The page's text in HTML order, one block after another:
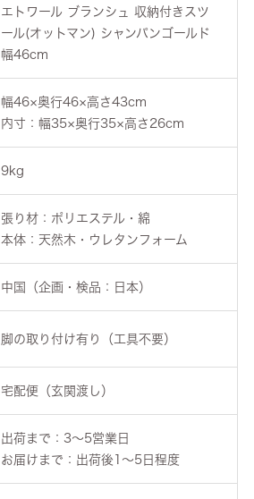
エトワール ブランシュ 収納付きスツ
ール(オットマン) シャンパンゴールド
幅46cm
幅46×奥行46×高さ43cm
内寸：幅35×奥行35×高さ26cm
9kg
張り材：ポリエステル・綿
本体：天然木・ウレタンフォーム
中国（企画・検品：日本）
脚の取り付け有り（工具不要）
宅配便（玄関渡し）
出荷まで：3～5営業日
お届けまで：出荷後1～5日程度